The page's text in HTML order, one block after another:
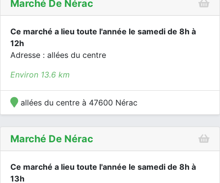
Marché De Nérac
Ce marché a lieu toute l'année le samedi de 8h à
12h
Adresse : allées du centre
Environ 13.6 km
allées du centre à 47600 Nérac
Marché De Nérac
Ce marché a lieu toute l'année le samedi de 8h à
13h